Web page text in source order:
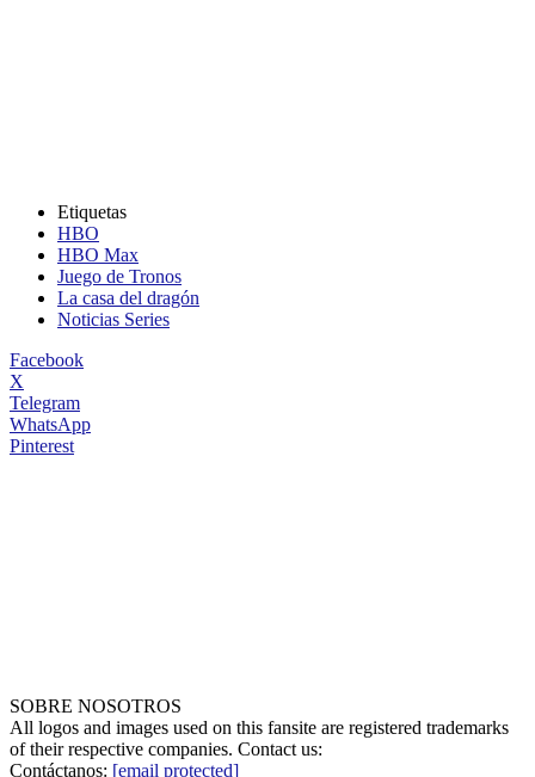
Etiquetas
HBO
HBO Max
Juego de Tronos
La casa del dragón
Noticias Series
Facebook
X
Telegram
WhatsApp
Pinterest
SOBRE NOSOTROS
All logos and images used on this fansite are registered trademarks
of their respective companies. Contact us:
Contáctanos: [email protected]